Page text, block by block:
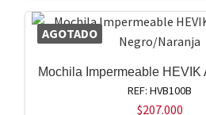
AGOTADO
Mochila Impermeable HEVIK
REF: HVB100B
$207.000